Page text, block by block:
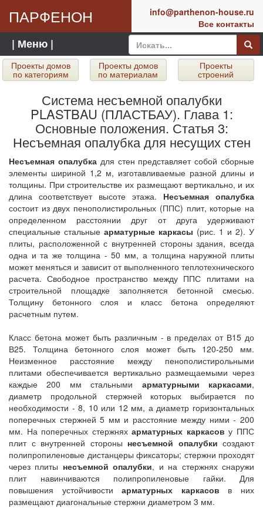
ПАРФЕНОН
info@parthenon-house.ru
Все контакты
| Меню |
Проекты домов
по категориям
Проекты домов
по материалам
Проекты
строений
Система несъемной опалубки
PLASTBAU (ПЛАСТБАУ). Глава 1:
Основные положения. Статья 3:
Несъемная опалубка для несущих стен
Несъемная опалубкадля стен представляет собой сборные
элементы шириной 1,2 м, изготавливаемые разной длины и
толщины. При строительстве их размещают вертикально, и их
длина соответствует высоте этажа. Несъемная опалубка
состоит из двух пенополистирольных (ППС) плит, которые на
определенном расстоянии друг от друга удерживают
специальные стальные арматурные каркасы (рис. 1 и 2). У
плиты, расположенной с внутренней стороны здания, всегда
одна и та же толщина - 50 мм, а толщина наружной плиты
может меняться и зависит от выполненного теплотехнического
расчета. Свободное пространство между ППС плитами на
строительной площадке заполняется бетонной смесью.
Толщину бетонного слоя и класс бетона определяют
расчетным путем.
Класс бетона может быть различным - в пределах от В15 до
В25. Толщина бетонного слоя может быть 120-250 мм.
Неизменное расстояние между пенополистирольными
плитами обеспечивается вертикально размещаемыми через
каждые 200 мм стальными арматурными каркасами,
диаметр продольной стержней которых выбирается по
необходимости - 8, 10 или 12 мм, а диаметр горизонтальных
поперечных стержней 5 мм и расстояние между ними - 200
мм. На поперечных стержняхарматурных каркасов у ППС
плит с внутренней стороны несъемной опалубки создают
полипропиленовые дистанцеры фиксаторы; стержни проходят
через плиты несъемной опалубки, и на стержнях снаружи
плит навинчиваются полипропиленовые гайки. Для
повышения устойчивостиарматурных каркасов в них
размещают диагональные стержни диаметром 3 мм.